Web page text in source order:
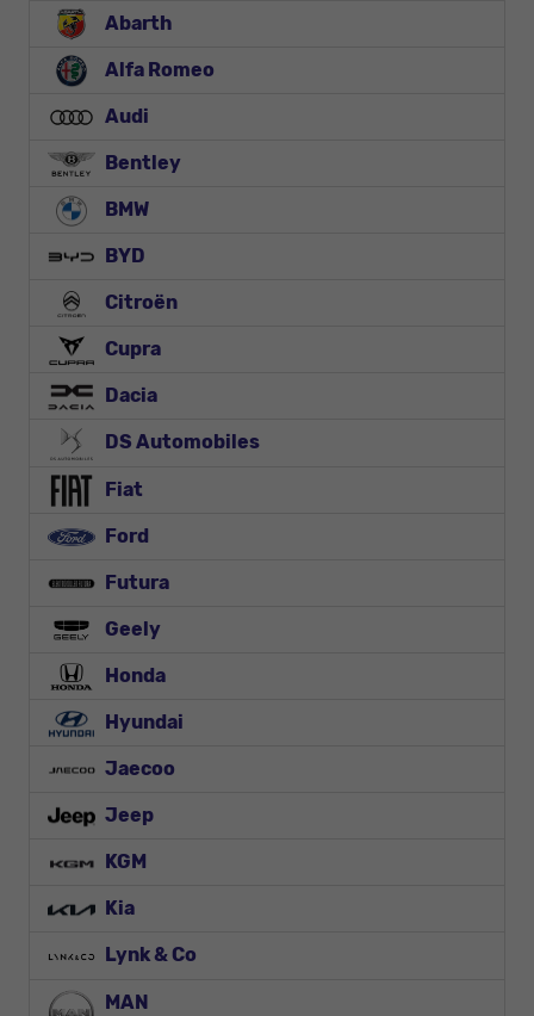
Abarth
Alfa Romeo
Audi
Bentley
BMW
BYD
Citroën
Cupra
Dacia
DS Automobiles
Fiat
Ford
Futura
Geely
Honda
Hyundai
Jaecoo
Jeep
KGM
Kia
Lynk & Co
MAN